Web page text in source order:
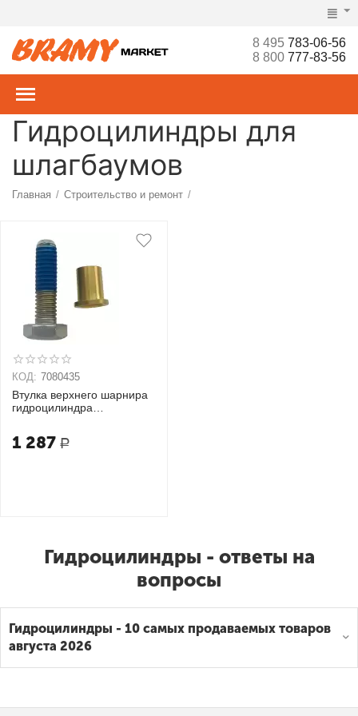
8 495783-06-56
8 800777-83-56
Гидроцилиндры для
шлагбаумов
Главная / Строительство и ремонт /
Запчасти Гидроцилиндры
Гидроцилиндры - ответы на
вопросы
Гидроцилиндры - 10 самых продаваемых товаров
августа 2026
КОД: 7080435
Втулка верхнего шарнира
гидроцилиндра
1 287 Р